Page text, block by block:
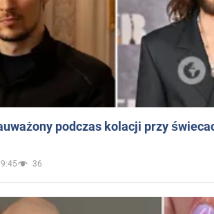
podczas kolacji przy
36